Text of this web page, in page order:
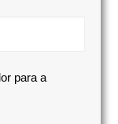
para a